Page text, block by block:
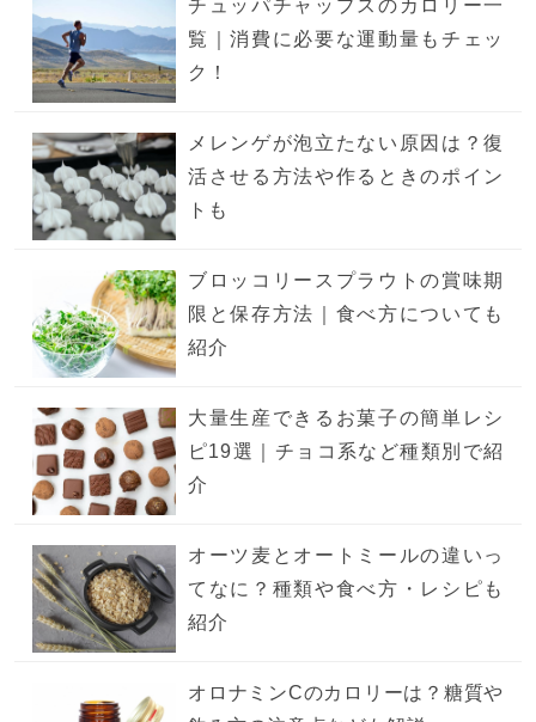
チュッパチャップスのカロリー一
覧｜消費に必要な運動量もチェッ
ク！
メレンゲが泡立たない原因は？復
活させる方法や作るときのポイン
トも
ブロッコリースプラウトの賞味期
限と保存方法｜食べ方についても
紹介
大量生産できるお菓子の簡単レシ
ピ19選｜チョコ系など種類別で紹
介
オーツ麦とオートミールの違いっ
てなに？種類や食べ方・レシピも
紹介
オロナミンCのカロリーは？糖質や